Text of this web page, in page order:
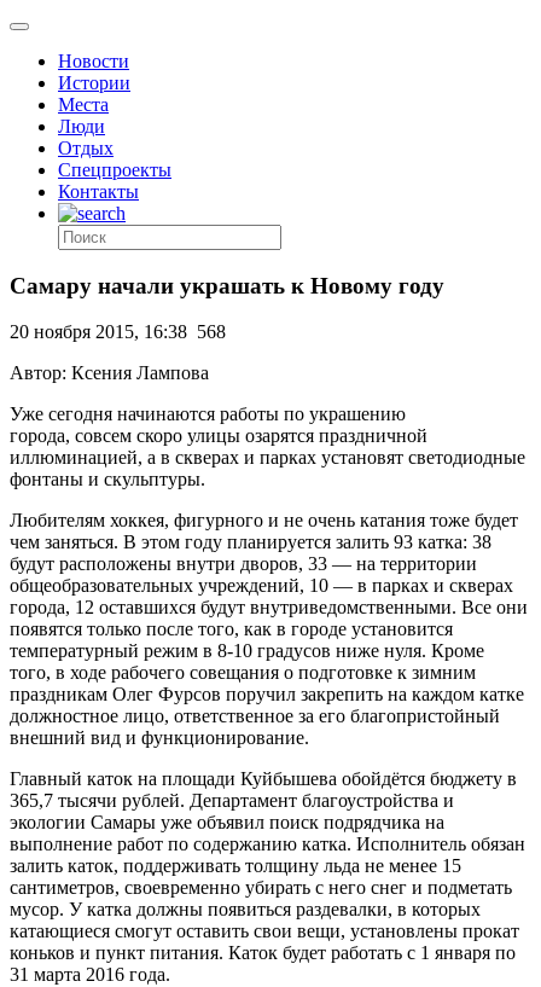
Новости
Истории
Места
Люди
Отдых
Спецпроекты
Контакты
Самару начали украшать к Новому году
20 ноября 2015, 16:38 568
Автор: Ксения Лампова
Уже сегодня начинаются работы по украшению
города, совсем скоро улицы озарятся праздничной
иллюминацией, а в скверах и парках установят светодиодные
фонтаны и скульптуры.
Любителям хоккея, фигурного и не очень катания тоже будет
чем заняться. В этом году планируется залить 93 катка: 38
будут расположены внутри дворов, 33 — на территории
общеобразовательных учреждений, 10 — в парках и скверах
города, 12 оставшихся будут внутриведомственными. Все они
появятся только после того, как в городе установится
температурный режим в 8-10 градусов ниже нуля. Кроме
того, в ходе рабочего совещания о подготовке к зимним
праздникам Олег Фурсов поручил закрепить на каждом катке
должностное лицо, ответственное за его благопристойный
внешний вид и функционирование.
Главный каток на площади Куйбышева обойдётся бюджету в
365,7 тысячи рублей. Департамент благоустройства и
экологии Самары уже объявил поиск подрядчика на
выполнение работ по содержанию катка. Исполнитель обязан
залить каток, поддерживать толщину льда не менее 15
сантиметров, своевременно убирать с него снег и подметать
мусор. У катка должны появиться раздевалки, в которых
катающиеся смогут оставить свои вещи, установлены прокат
коньков и пункт питания. Каток будет работать с 1 января по
31 марта 2016 года.